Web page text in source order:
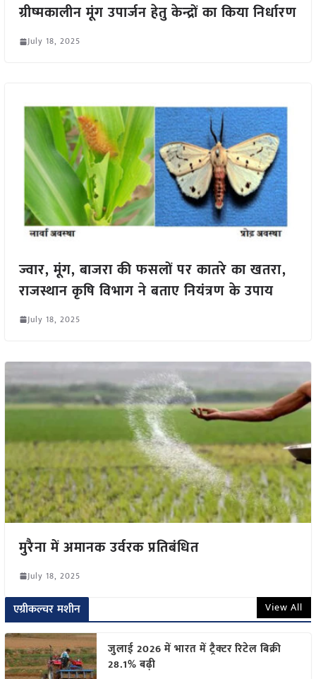
ग्रीष्मकालीन मूंग उपार्जन हेतु केन्द्रों का किया निर्धारण
July 18, 2025
ज्वार, मूंग, बाजरा की फसलों पर कातरे का खतरा,
राजस्थान कृषि विभाग ने बताए नियंत्रण के उपाय
July 18, 2025
मुरैना में अमानक उर्वरक प्रतिबंधित
July 18, 2025
एग्रीकल्चर मशीन View All
जुलाई 2026 में भारत में ट्रैक्टर रिटेल बिक्री
28.1% बढ़ी